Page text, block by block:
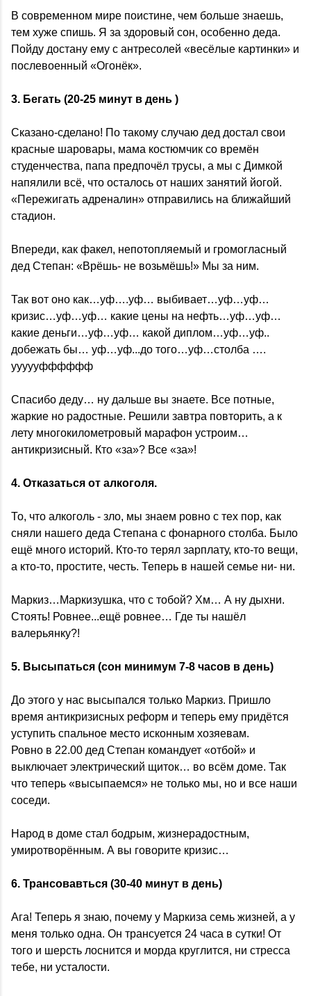
В современном мире поистине, чем больше знаешь,
тем хуже спишь. Я за здоровый сон, особенно деда.
Пойду достану ему с антресолей «весёлые картинки» и
послевоенный «Огонёк».
3. Бегать (20-25 минут в день )
Сказано-сделано! По такому случаю дед достал свои
красные шаровары, мама костюмчик со времён
студенчества, папа предпочёл трусы, а мы с Димкой
напялили всё, что осталось от наших занятий йогой.
«Пережигать адреналин» отправились на ближайший
стадион.
Впереди, как факел, непотопляемый и громогласный
дед Степан: «Врёшь- не возьмёшь!» Мы за ним.
Так вот оно как…уф….уф… выбивает…уф…уф…
кризис…уф…уф… какие цены на нефть…уф…уф…
какие деньги…уф…уф… какой диплом…уф…уф..
добежать бы… уф…уф...до того…уф…столба ….
уууууфффффф
Спасибо деду… ну дальше вы знаете. Все потные,
жаркие но радостные. Решили завтра повторить, а к
лету многокилометровый марафон устроим…
антикризисный. Кто «за»? Все «за»!
4. Отказаться от алкоголя.
То, что алкоголь - зло, мы знаем ровно с тех пор, как
сняли нашего деда Степана с фонарного столба. Было
ещё много историй. Кто-то терял зарплату, кто-то вещи,
а кто-то, простите, честь. Теперь в нашей семье ни- ни.
Маркиз…Маркизушка, что с тобой? Хм… А ну дыхни.
Стоять! Ровнее...ещё ровнее… Где ты нашёл
валерьянку?!
5. Высыпаться (сон минимум 7-8 часов в день)
До этого у нас высыпался только Маркиз. Пришло
время антикризисных реформ и теперь ему придётся
уступить спальное место исконным хозяевам.
Ровно в 22.00 дед Степан командует «отбой» и
выключает электрический щиток… во всём доме. Так
что теперь «высыпаемся» не только мы, но и все наши
соседи.
Народ в доме стал бодрым, жизнерадостным,
умиротворённым. А вы говорите кризис…
6. Трансовавться (30-40 минут в день)
Ага! Теперь я знаю, почему у Маркиза семь жизней, а у
меня только одна. Он трансуется 24 часа в сутки! От
того и шерсть лоснится и морда круглится, ни стресса
тебе, ни усталости.